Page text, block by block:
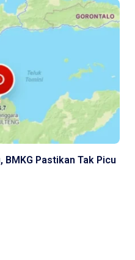
BMKG Pastikan Tak Picu